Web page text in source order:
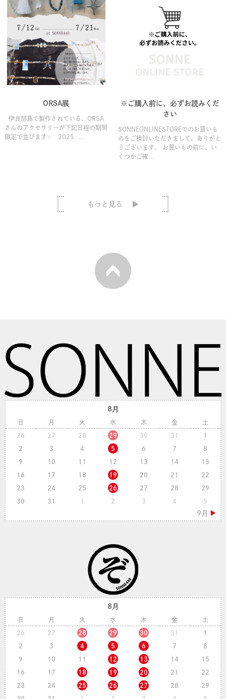
ORSA展
伊良部島で製作されている、ORSA
さんのアクセサリーが下記日程の期間
限定で並びます✨ 2025. ...
※ご購入前に、必ずお読みくだ
さい
SONNEONLINESTOREでのお買いも
のをご検討いただきまして、ありがと
うございます。 お買いもの前に、い
くつかご確...
もっと見る
8月
日 月 火 水 木 金 土
26 27 28 29 30 31 1
2 3 4 5 6 7 8
9 10 11 12 13 14 15
16 17 18 19 20 21 22
23 24 25 26 27 28 29
30 31 1 2 3 4 5
8月
日 月 火 水 木 金 土
26 27 28 29 30 31 1
2 3 4 5 6 7 8
9 10 11 12 13 14 15
16 17 18 19 20 21 22
23 24 25 26 27 28 29